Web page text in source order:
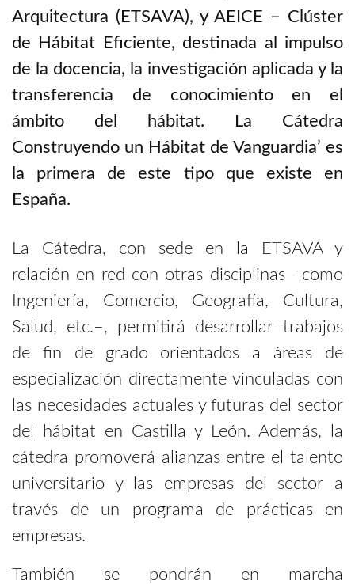
Arquitectura (ETSAVA), y AEICE – Clúster
de Hábitat Eficiente, destinada al impulso
de la docencia, la investigación aplicada y la
transferencia de conocimiento en el
ámbito del hábitat. La Cátedra
Construyendo un Hábitat de Vanguardia’ es
la primera de este tipo que existe en
España.
La Cátedra, con sede en la ETSAVA y
relación en red con otras disciplinas –como
Ingeniería, Comercio, Geografía, Cultura,
Salud, etc.–, permitirá desarrollar trabajos
de fin de grado orientados a áreas de
especialización directamente vinculadas con
las necesidades actuales y futuras del sector
del hábitat en Castilla y León. Además, la
cátedra promoverá alianzas entre el talento
universitario y las empresas del sector a
través de un programa de prácticas en
empresas.
También se pondrán en marcha